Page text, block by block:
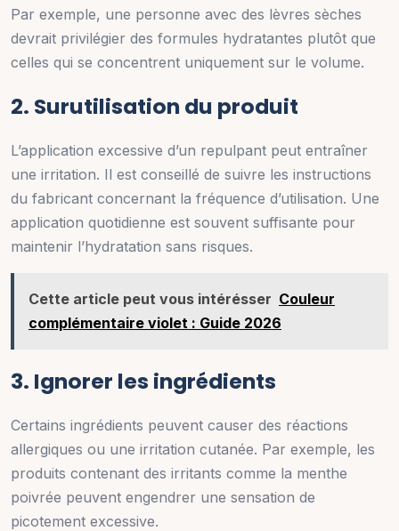
Par exemple, une personne avec des lèvres sèches
devrait privilégier des formules hydratantes plutôt que
celles qui se concentrent uniquement sur le volume.
2. Surutilisation du produit
L’application excessive d’un repulpant peut entraîner
une irritation. Il est conseillé de suivre les instructions
du fabricant concernant la fréquence d’utilisation. Une
application quotidienne est souvent suffisante pour
maintenir l’hydratation sans risques.
Cette article peut vous intérésser Couleur
complémentaire violet : Guide 2026
3. Ignorer les ingrédients
Certains ingrédients peuvent causer des réactions
allergiques ou une irritation cutanée. Par exemple, les
produits contenant des irritants comme la menthe
poivrée peuvent engendrer une sensation de
picotement excessive.